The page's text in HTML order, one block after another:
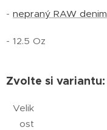
- nepraný RAW denim
- 12.5 Oz
Zvolte si variantu:
Velik
ost